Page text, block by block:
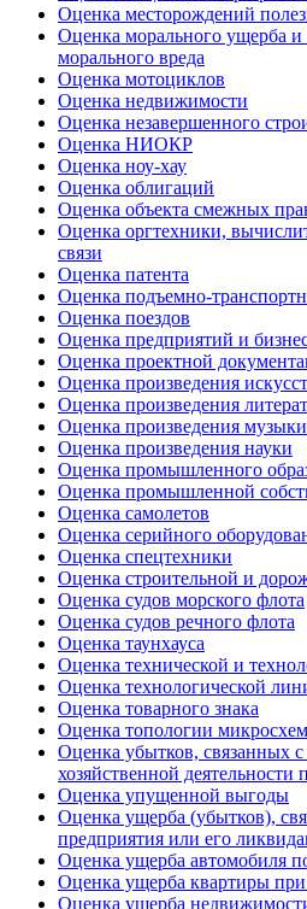
Оценка месторождений
Оценка морального ущерба
морального вреда
Оценка мотоциклов
Оценка недвижимости
Оценка незавершенного
Оценка НИОКР
Оценка ноу-хау
Оценка облигаций
Оценка объекта смежных
Оценка оргтехники,
связи
Оценка патента
Оценка подъемно-
Оценка поездов
Оценка предприятий и
Оценка проектной
Оценка произведения
Оценка произведения
Оценка произведения музыки
Оценка произведения науки
Оценка промышленного
Оценка промышленной
Оценка самолетов
Оценка серийного
Оценка спецтехники
Оценка строительной и
Оценка судов морского флота
Оценка судов речного флота
Оценка таунхауса
Оценка технической и
Оценка технологической
Оценка товарного знака
Оценка топологии микросхем
Оценка убытков, связанных
хозяйственной деятельности
Оценка упущенной выгоды
Оценка ущерба (убытков),
предприятия или его
Оценка ущерба автомобиля
Оценка ущерба квартиры при
Оценка ущерба